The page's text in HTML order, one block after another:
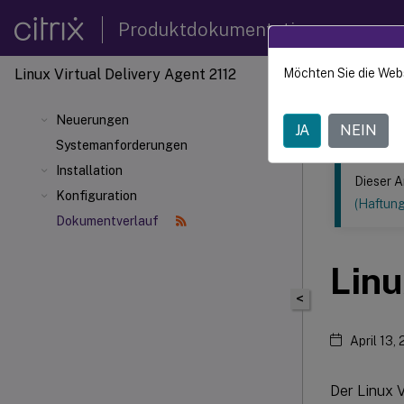
Produktdokumentation
Linux Virtual Delivery Agent 2112
Neuerungen
Systemanforderungen
Installation
Konfiguration
Dokumentverlauf
Dieser Inhalt
Linux
<
Dieser
April 13,
Der Linux
Möchten Sie die
JA NEIN